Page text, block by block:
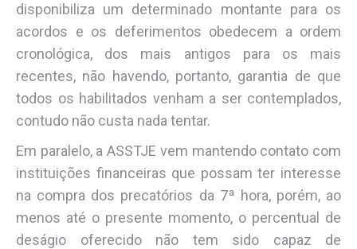
disponibiliza um determinado montante para os
acordos e os deferimentos obedecem a ordem
cronológica, dos mais antigos para os mais
recentes, não havendo, portanto, garantia de que
todos os habilitados venham a ser contemplados,
contudo não custa nada tentar.
Em paralelo, a ASSTJE vem mantendo contato com
instituições financeiras que possam ter interesse
na compra dos precatórios da 7ª hora, porém, ao
menos até o presente momento, o percentual de
deságio oferecido não tem sido capaz de